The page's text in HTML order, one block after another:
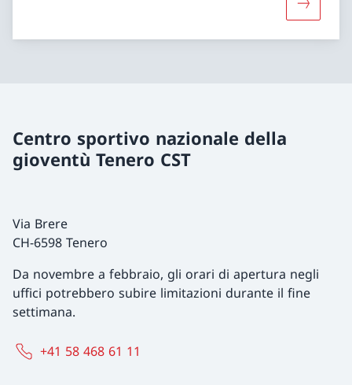
Centro sportivo nazionale della
gioventù Tenero CST
Via Brere
CH-6598 Tenero
Da novembre a febbraio, gli orari di apertura negli
uffici potrebbero subire limitazioni durante il fine
settimana.
+41 58 468 61 11